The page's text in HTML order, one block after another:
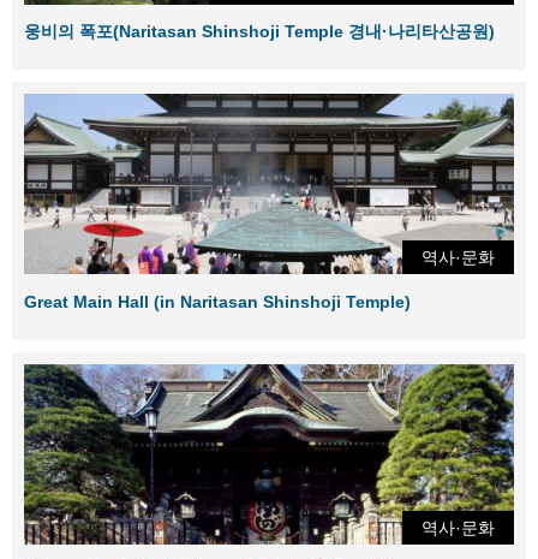
웅비의 폭포(Naritasan Shinshoji Temple 경내·나리타산공원)
역사·문화
Great Main Hall (in Naritasan Shinshoji Temple)
역사·문화